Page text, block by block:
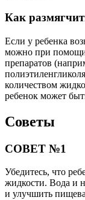
Как
Если у ребенка
можно при помощи
препаратов
количеством
ребенок может
Советы
СОВЕТ №1
Убедитесь, что
жидкости. Вода и
и улучшить